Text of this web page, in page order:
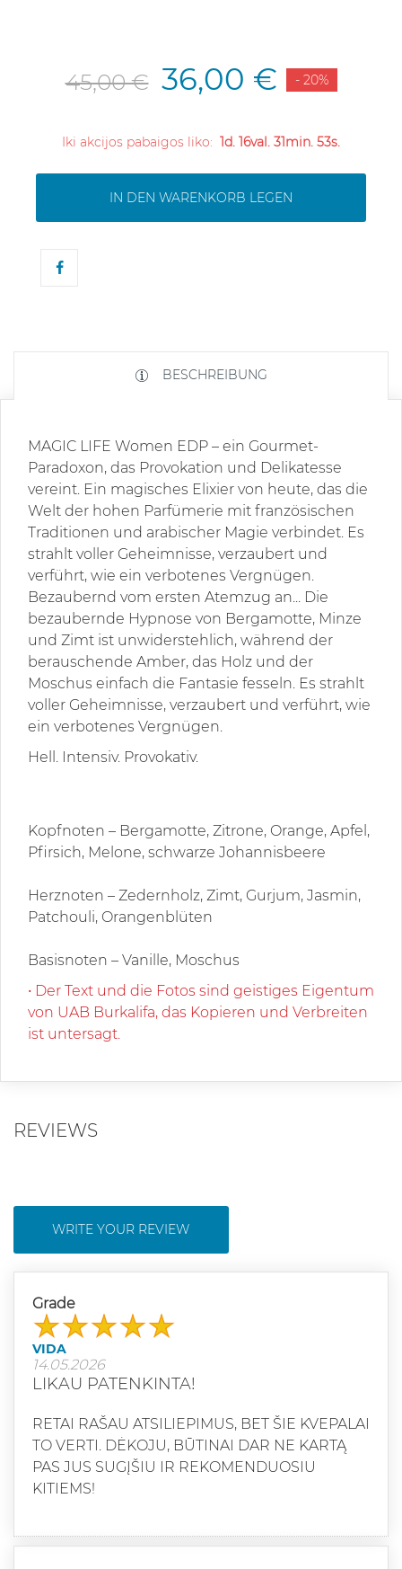
45,00 € 36,00 € - 20%
Iki akcijos pabaigos liko: 1d. 16val. 31min. 52s.
IN DEN WARENKORB LEGEN
BESCHREIBUNG
MAGIC LIFE Women EDP – ein Gourmet-
Paradoxon, das Provokation und Delikatesse
vereint. Ein magisches Elixier von heute, das die
Welt der hohen Parfümerie mit französischen
Traditionen und arabischer Magie verbindet. Es
strahlt voller Geheimnisse, verzaubert und
verführt, wie ein verbotenes Vergnügen.
Bezaubernd vom ersten Atemzug an... Die
bezaubernde Hypnose von Bergamotte, Minze
und Zimt ist unwiderstehlich, während der
berauschende Amber, das Holz und der
Moschus einfach die Fantasie fesseln. Es strahlt
voller Geheimnisse, verzaubert und verführt, wie
ein verbotenes Vergnügen.
Hell. Intensiv. Provokativ.
Kopfnoten – Bergamotte, Zitrone, Orange, Apfel,
Pfirsich, Melone, schwarze Johannisbeere
Herznoten – Zedernholz, Zimt, Gurjum, Jasmin,
Patchouli, Orangenblüten
Basisnoten – Vanille, Moschus
• Der Text und die Fotos sind geistiges Eigentum
von UAB Burkalifa, das Kopieren und Verbreiten
ist untersagt.
REVIEWS
WRITE YOUR REVIEW
Grade
VIDA
14.05.2026
LIKAU PATENKINTA!
RETAI RAŠAU ATSILIEPIMUS, BET ŠIE KVEPALAI
TO VERTI. DĖKOJU, BŪTINAI DAR NE KARTĄ
PAS JUS SUGĮŠIU IR REKOMENDUOSIU
KITIEMS!